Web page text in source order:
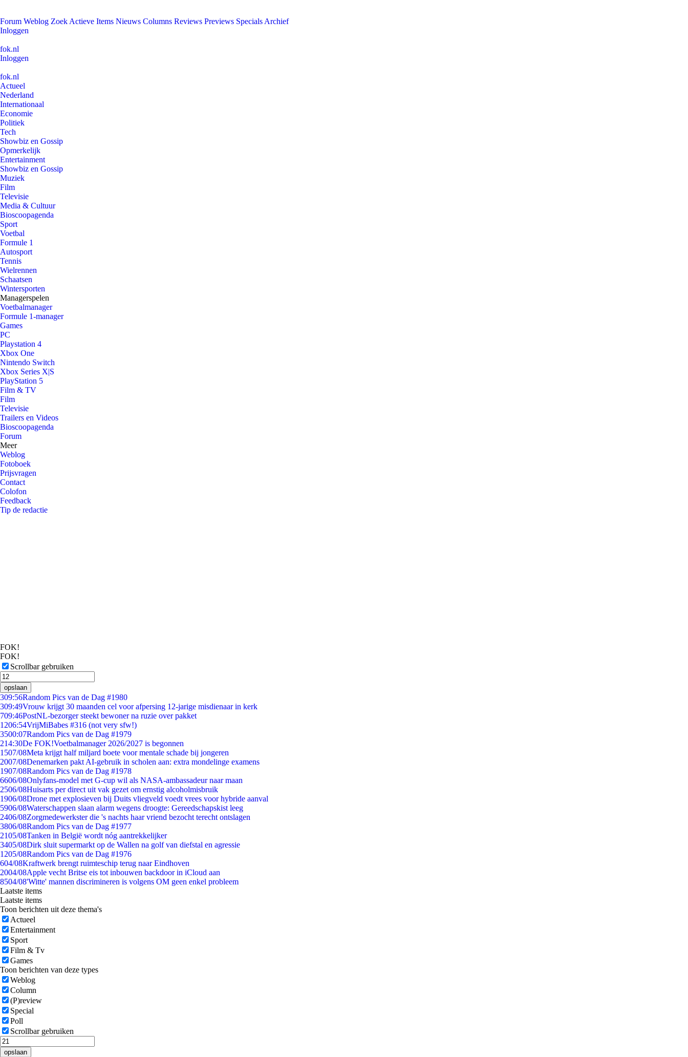
Forum Weblog Zoek Actieve Items Nieuws Columns Reviews Previews Specials Archief
Inloggen
fok.nl
Inloggen
fok.nl
Actueel
Nederland
Internationaal
Economie
Politiek
Tech
Showbiz en Gossip
Opmerkelijk
Entertainment
Showbiz en Gossip
Muziek
Film
Televisie
Media & Cultuur
Bioscoopagenda
Sport
Voetbal
Formule 1
Autosport
Tennis
Wielrennen
Schaatsen
Wintersporten
Managerspelen
Voetbalmanager
Formule 1-manager
Games
PC
Playstation 4
Xbox One
Nintendo Switch
Xbox Series X|S
PlayStation 5
Film & TV
Film
Televisie
Trailers en Videos
Bioscoopagenda
Forum
Meer
Weblog
Fotoboek
Prijsvragen
Contact
Colofon
Feedback
Tip de redactie
FOK!
FOK!
Scrollbar gebruiken
opslaan
309:56Random Pics van de Dag #1980
309:49Vrouw krijgt 30 maanden cel voor afpersing 12-jarige misdienaar in kerk
709:46PostNL-bezorger steekt bewoner na ruzie over pakket
1206:54VrijMiBabes #316 (not very sfw!)
3500:07Random Pics van de Dag #1979
214:30De FOK!Voetbalmanager 2026/2027 is begonnen
1507/08Meta krijgt half miljard boete voor mentale schade bij jongeren
2007/08Denemarken pakt AI-gebruik in scholen aan: extra mondelinge examens
1907/08Random Pics van de Dag #1978
6606/08Onlyfans-model met G-cup wil als NASA-ambassadeur naar maan
2506/08Huisarts per direct uit vak gezet om ernstig alcoholmisbruik
1906/08Drone met explosieven bij Duits vliegveld voedt vrees voor hybride aanval
5906/08Waterschappen slaan alarm wegens droogte: Gereedschapskist leeg
2406/08Zorgmedewerkster die 's nachts haar vriend bezocht terecht ontslagen
3806/08Random Pics van de Dag #1977
2105/08Tanken in België wordt nóg aantrekkelijker
3405/08Dirk sluit supermarkt op de Wallen na golf van diefstal en agressie
1205/08Random Pics van de Dag #1976
604/08Kraftwerk brengt ruimteschip terug naar Eindhoven
2004/08Apple vecht Britse eis tot inbouwen backdoor in iCloud aan
8504/08'Witte' mannen discrimineren is volgens OM geen enkel probleem
Laatste items
Laatste items
Toon berichten uit deze thema's
Actueel
Entertainment
Sport
Film & Tv
Games
Toon berichten van deze types
Weblog
Column
(P)review
Special
Poll
Scrollbar gebruiken
opslaan